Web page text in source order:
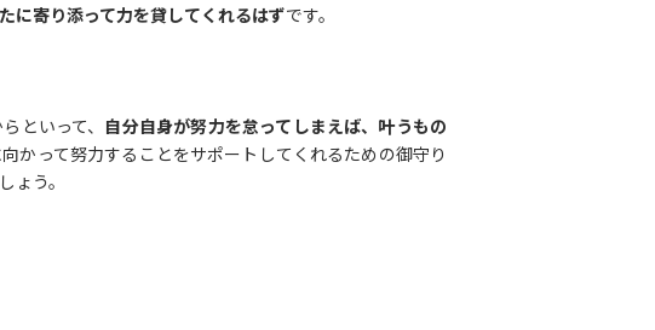
に寄り添って力を貸してくれるはずです。
といって、 自分自身が努力を怠ってしまえば、叶うもの
かって努力することをサポートしてくれるための御守り
ょう。